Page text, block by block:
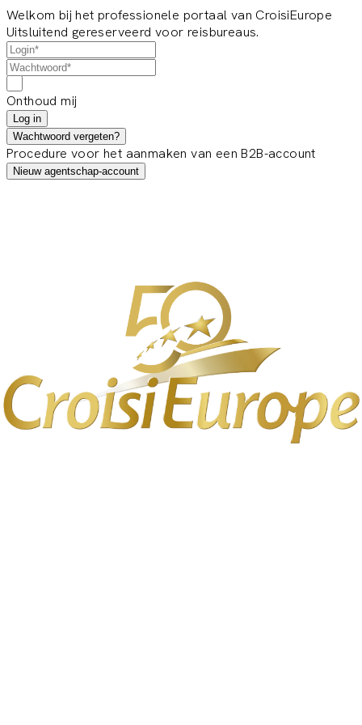
Welkom bij het professionele portaal van CroisiEurope
Uitsluitend gereserveerd voor reisbureaus.
Onthoud mij
Log in
Wachtwoord vergeten?
Procedure voor het aanmaken van een B2B-account
Nieuw agentschap-account